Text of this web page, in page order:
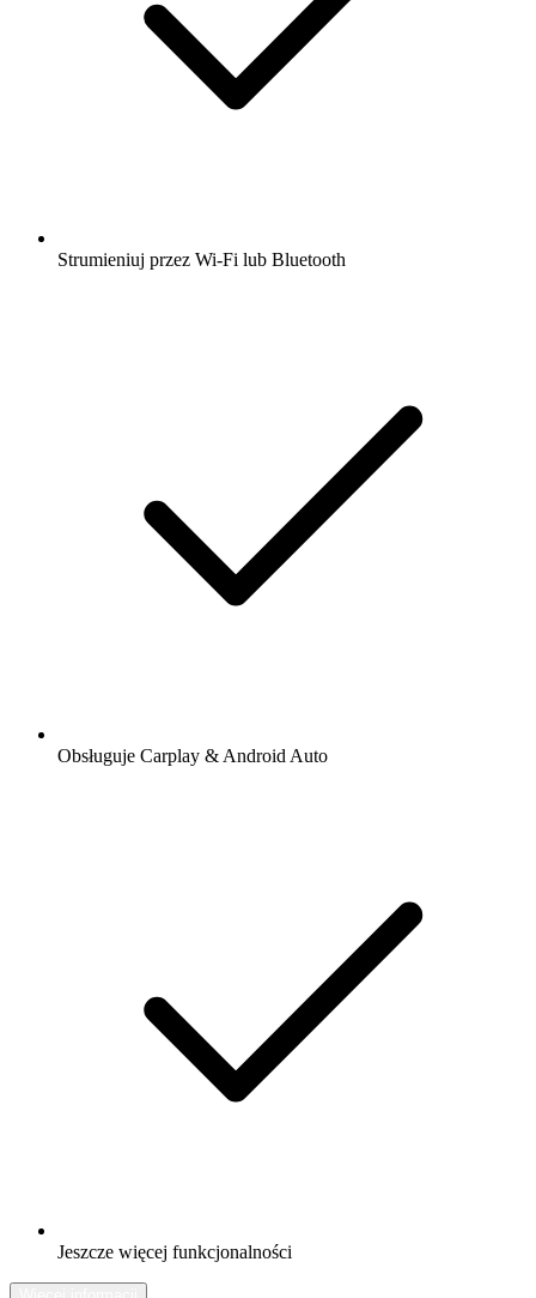
Strumieniuj przez Wi-Fi lub Bluetooth
Obsługuje Carplay & Android Auto
Jeszcze więcej funkcjonalności